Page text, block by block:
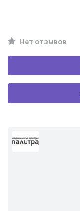
Нет отзывов